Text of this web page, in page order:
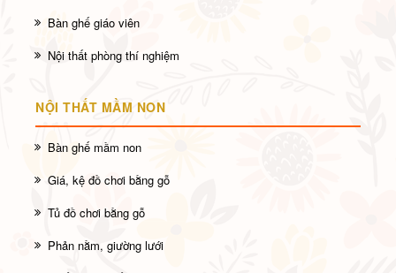
Bàn ghế giáo viên
Nội thất phòng thí nghiệm
NỘI THẤT MẦM NON
Bàn ghế mầm non
Giá, kệ đồ chơi bằng gỗ
Tủ đồ chơi bằng gỗ
Phản nằm, giường lưới